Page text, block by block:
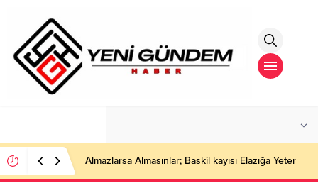
Almazlarsa Almasınlar; Baskil kayısı Elazığa Yeter